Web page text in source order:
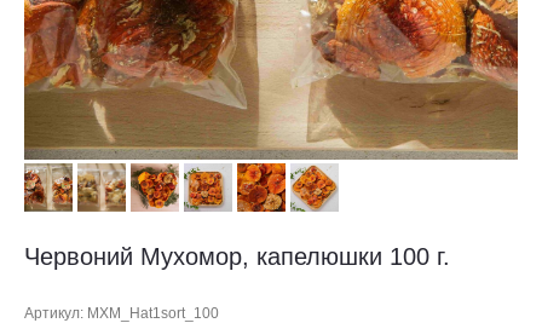
Червоний Мухомор, капелюшки 100 г.
Артикул: MXM_Hat1sort_100